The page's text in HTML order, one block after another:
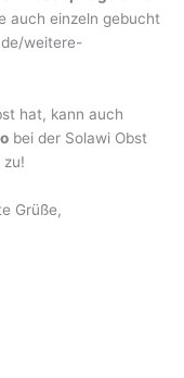
auch einzeln gebucht
weitere-
hat, kann auch
bei der Solawi Obst
Grüße,